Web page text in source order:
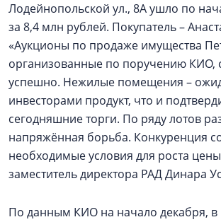
Лодейнопольской ул., 8А ушло по
за 8,4 млн рублей. Покупатель –
«Аукционы по продаже имущества
организованные по поручению КИО,
успешно. Нежилые помещения –
инвесторами продукт, что и
сегодняшние торги. По ряду лотов
напряжённая борьба. Конкуренция
необходимые условия для роста
заместитель директора РАД Динара
По данным КИО на начало декабря, в